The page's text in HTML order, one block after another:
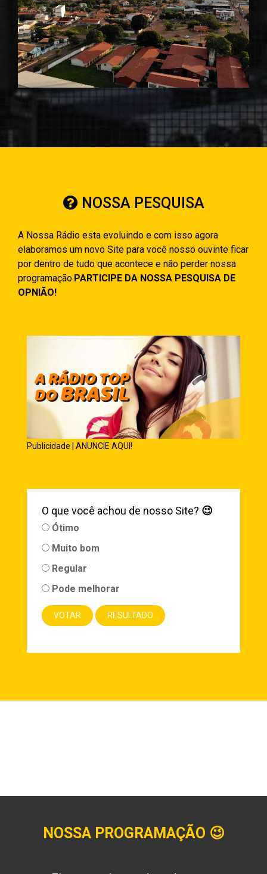
NOSSA PESQUISA
A Nossa Rádio esta evoluindo e com isso agora
elaboramos um novo Site para você nosso ouvinte ficar
por dentro de tudo que acontece e não perder nossa
programação. PARTICIPE DA NOSSA PESQUISA DE
OPNIÃO!
Publicidade | ANUNCIE AQUI!
O que você achou de nosso Site? 😉
Ótimo
Muito bom
Regular
Pode melhorar
NOSSA PROGRAMAÇÃO 😉